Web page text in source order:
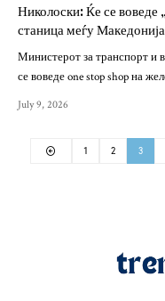
Николоски: Ќе се
станица меѓу
Министерот за транспорт и
се воведе one stop shop на
July 9, 2026
1 2 3